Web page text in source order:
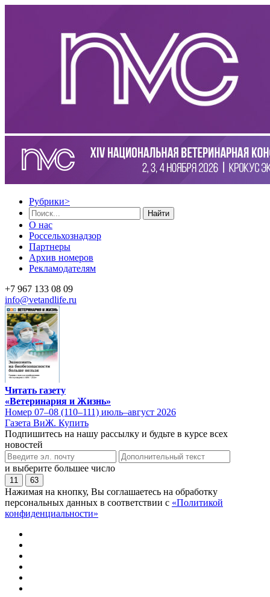
Рубрики>
Найти
О нас
Россельхознадзор
Партнеры
Архив номеров
Рекламодателям
+7 967 133 08 09
info@vetandlife.ru
Читать газету
«Ветеринария и Жизнь»
Номер 07–08 (110–111) июль–август 2026
Газета ВиЖ. Купить
Подпишитесь на нашу рассылку и будьте в курсе всех
новостей
и выберите большее число
11 63
Нажимая на кнопку, Вы соглашаетесь на обработку
персональных данных в соответствии с «Политикой
конфиденциальности»